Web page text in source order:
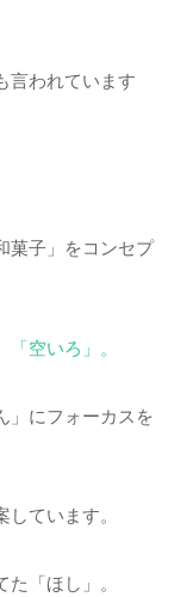
言われています
菓子」をコンセプ
「空いろ」。
」にフォーカスを
ています。
「ほし」。